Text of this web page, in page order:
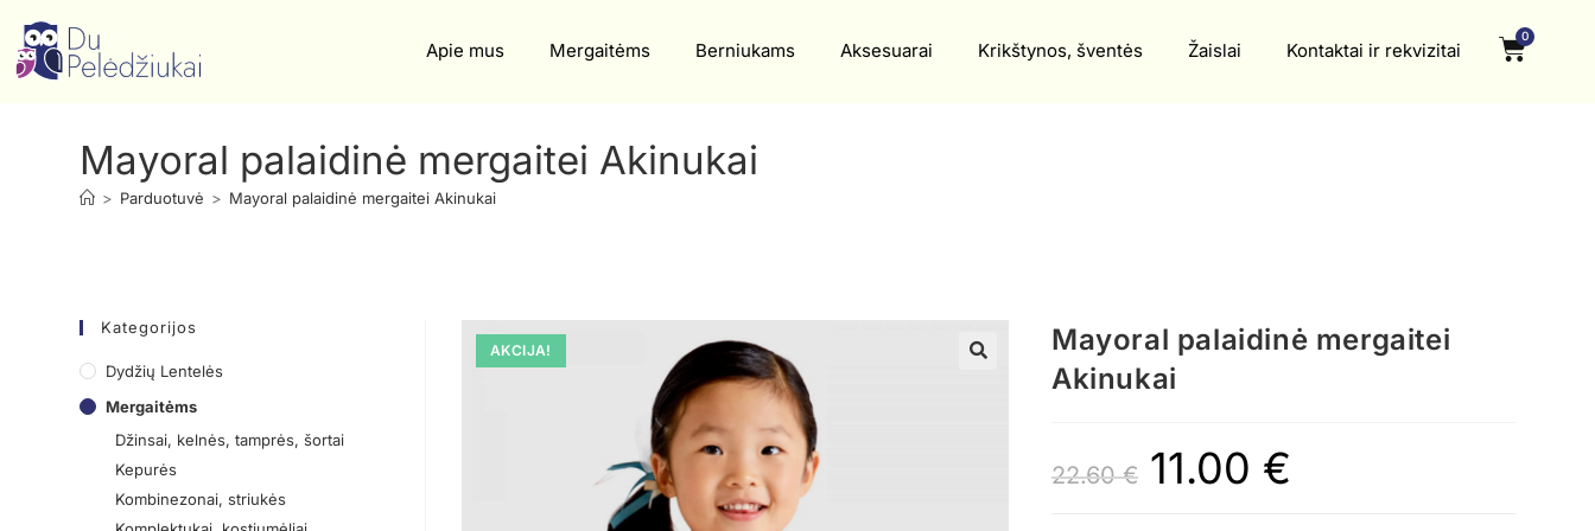
Apie mus Mergaitėms Berniukams Aksesuarai Krikštynos, šventės Žaislai Kontaktai ir rekvizitai
0
Mayoral palaidinė mergaitei Akinukai
> Parduotuvė > Mayoral palaidinė mergaitei Akinukai
AKCIJA!
Mayoral palaidinė mergaitei
Akinukai
22.60€ 11.00 €
Kategorijos
Dydžių Lentelės
Mergaitėms
Džinsai, kelnės, tamprės, šortai
Kepurės
Kombinezonai, striukės